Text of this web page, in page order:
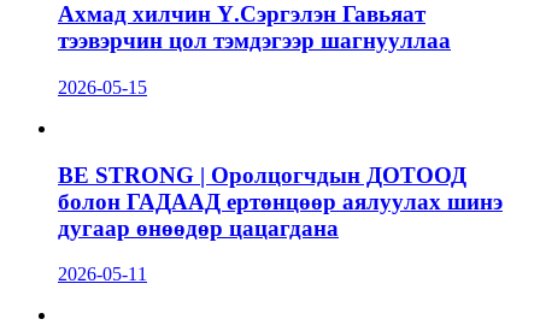
Ахмад хилчин Ү.Сэргэлэн Гавьяат
тээвэрчин цол тэмдэгээр шагнууллаа
2026-05-15
BE STRONG | Оролцогчдын ДОТООД
болон ГАДААД ертөнцөөр аялуулах шинэ
дугаар өнөөдөр цацагдана
2026-05-11